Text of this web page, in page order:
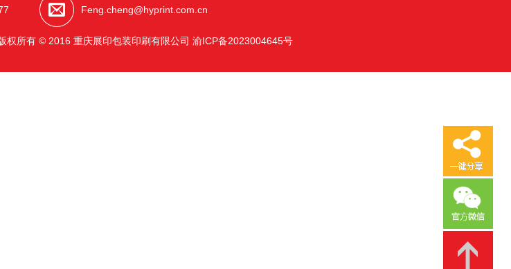
Feng.cheng@hyprint.com.cn
权所有 © 2016 重庆展印包装印刷有限公司 渝ICP备2023004645号